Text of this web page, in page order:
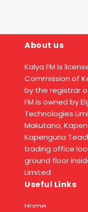
About us
Kalya FM is
Commission of
by the registrar
FM is owned by
Technologies
Makutano,
Kapenguria
trading office
ground floor
Limited
Useful Links
Home